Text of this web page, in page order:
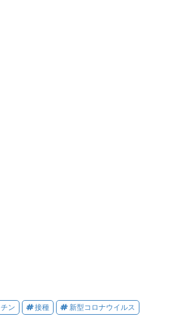
ン 接種 新型コロナウイルス